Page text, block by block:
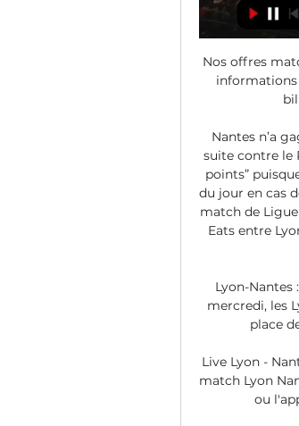
Nos offres
informations
Nantes n’a
suite contre le
points”
du jour en cas
match de
Eats entre
Lyon-Nantes
mercredi, les
place
Live Lyon -
match Lyon
ou